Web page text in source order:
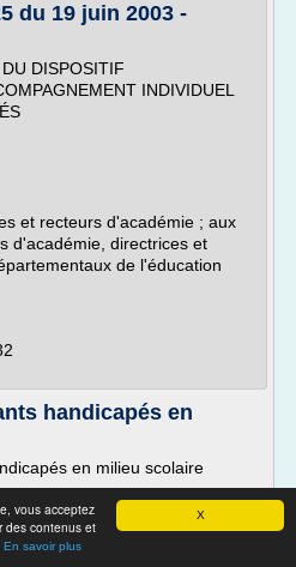
X
vous acceptez
des contenus et
En savoir plus
du 19 juin 2003 -
DISPOSITIF
INDIVIDUEL
et recteurs d'académie ; aux
d'académie, directrices et
de l'éducation
handicapés en
en milieu scolaire
d'enfants handicapés.
au mieux. C'est un droit et